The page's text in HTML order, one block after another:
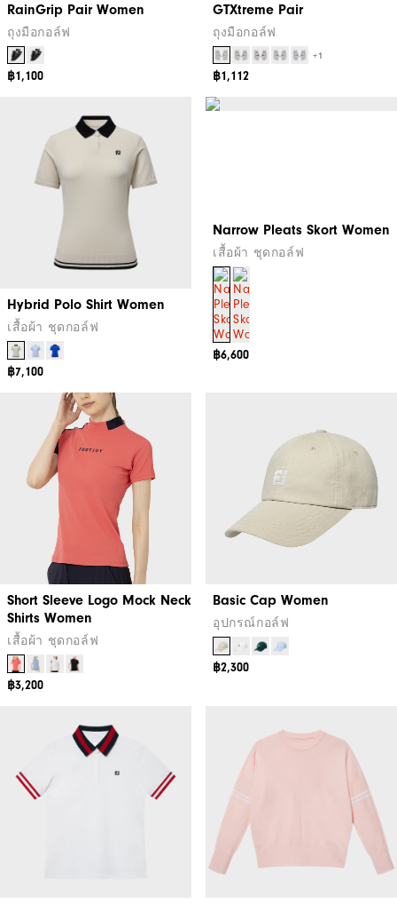
RainGrip Pair Women
ถุงมือกอล์ฟ
฿1,100
GTXtreme Pair
ถุงมือกอล์ฟ
+1
฿1,112
Hybrid Polo Shirt Women
เสื้อผ้า ชุดกอล์ฟ
฿7,100
Narrow Pleats Skort Women
เสื้อผ้า ชุดกอล์ฟ
฿6,600
Short Sleeve Logo Mock Neck
Shirts Women
เสื้อผ้า ชุดกอล์ฟ
฿3,200
Basic Cap Women
อุปกรณ์กอล์ฟ
฿2,300